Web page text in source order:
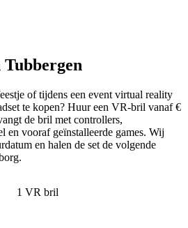
of tijdens een event virtual reality
te kopen? Huur een VR-bril vanaf €
de bril met controllers,
en vooraf geïnstalleerde games. Wij
en halen de set de volgende
1 VR bril